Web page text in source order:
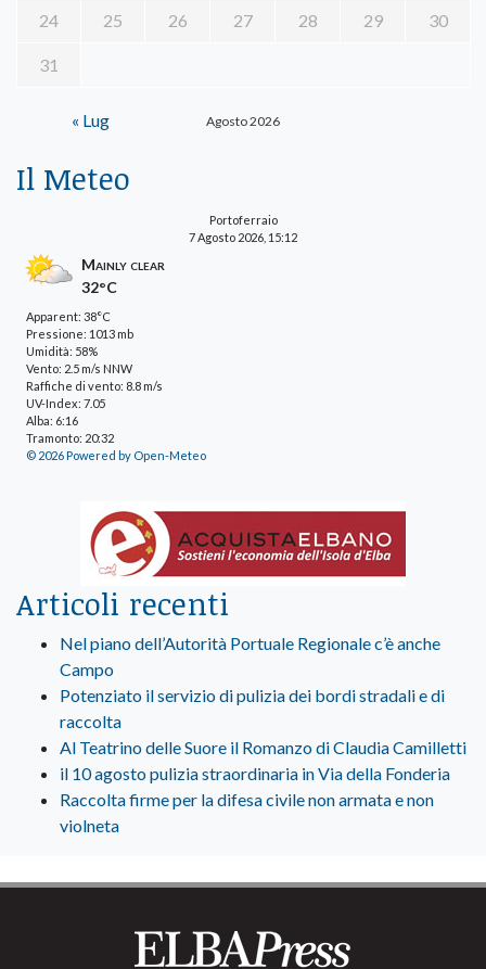
Agosto 2026
24 25 26 27 28 29 30
31
« Lug
Il Meteo
Portoferraio
7 Agosto 2026, 15:12
Mainly clear
32°C
Apparent: 38°C
Pressione: 1013 mb
Umidità: 58%
Vento: 2.5 m/s NNW
Raffiche di vento: 8.8 m/s
UV-Index: 7.05
Alba: 6:16
Tramonto: 20:32
© 2026 Powered by Open-Meteo
Articoli recenti
Nel piano dell’Autorità Portuale Regionale c’è anche
Campo
Potenziato il servizio di pulizia dei bordi stradali e di
raccolta
Al Teatrino delle Suore il Romanzo di Claudia Camilletti
il 10 agosto pulizia straordinaria in Via della Fonderia
Raccolta firme per la difesa civile non armata e non
violneta